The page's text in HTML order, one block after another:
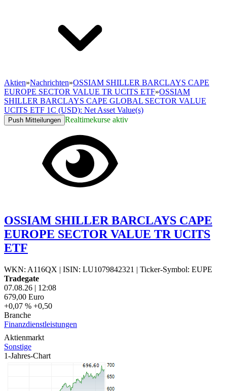
Aktien»Nachrichten»OSSIAM SHILLER BARCLAYS CAPE
EUROPE SECTOR VALUE TR UCITS ETF»OSSIAM
SHILLER BARCLAYS CAPE GLOBAL SECTOR VALUE
UCITS ETF 1C (USD): Net Asset Value(s)
Push Mitteilungen Realtimekurse aktiv
OSSIAM SHILLER BARCLAYS CAPE
EUROPE SECTOR VALUE TR UCITS
ETF
WKN: A116QX | ISIN: LU1079842321 | Ticker-Symbol: EUPE
Tradegate
07.08.26 | 12:08
679,00 Euro
+0,07 % +0,50
Branche
Finanzdienstleistungen
Aktienmarkt
Sonstige
1-Jahres-Chart